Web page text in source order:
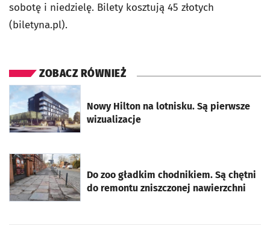
sobotę i niedzielę. Bilety kosztują 45 złotych
(biletyna.pl).
ZOBACZ RÓWNIEŻ
Nowy Hilton na lotnisku. Są pierwsze
wizualizacje
otworzy się w nowej karcie
Do zoo gładkim chodnikiem. Są chętni
do remontu zniszczonej nawierzchni
otworzy się w nowej karcie